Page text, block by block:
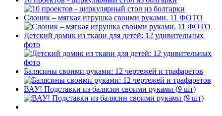
Слоник – мягкая игрушка своими руками. 11 ФОТО
Детский домик из ткани для детей: 12 удивительных
фото
Балясины своими руками: 12 чертежей и трафаретов
ВАУ! Подставки из балясин своими руками (9 шт)